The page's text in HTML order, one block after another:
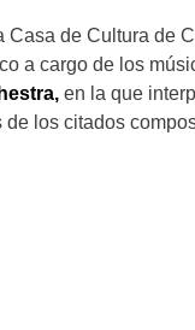
Casa de Cultura de
a cargo de los
en la que
de los citados